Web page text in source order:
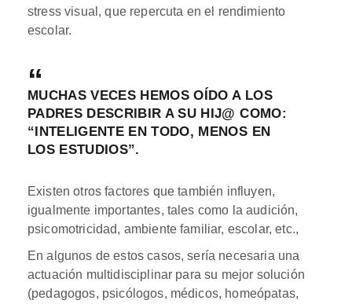
stress visual, que repercuta en el rendimiento
escolar.
MUCHAS VECES HEMOS OÍDO A LOS
PADRES DESCRIBIR A SU HIJ@ COMO:
“INTELIGENTE EN TODO, MENOS EN
LOS ESTUDIOS”.
Existen otros factores que también influyen,
igualmente importantes, tales como la audición,
psicomotricidad, ambiente familiar, escolar, etc.,
En algunos de estos casos, sería necesaria una
actuación multidisciplinar para su mejor solución
(pedagogos, psicólogos, médicos, homeópatas,